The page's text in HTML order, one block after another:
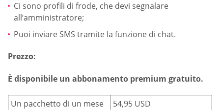
Ci sono profili di frode, che devi segnalare
all’amministratore;
Puoi inviare SMS tramite la funzione di chat.
Prezzo:
È disponibile un abbonamento premium gratuito.
Un pacchetto di un mese
54,95 USD